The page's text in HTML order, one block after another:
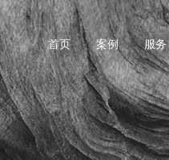
首页 案例 服务